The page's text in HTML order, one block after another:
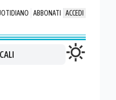
ABBONATI ACCEDI